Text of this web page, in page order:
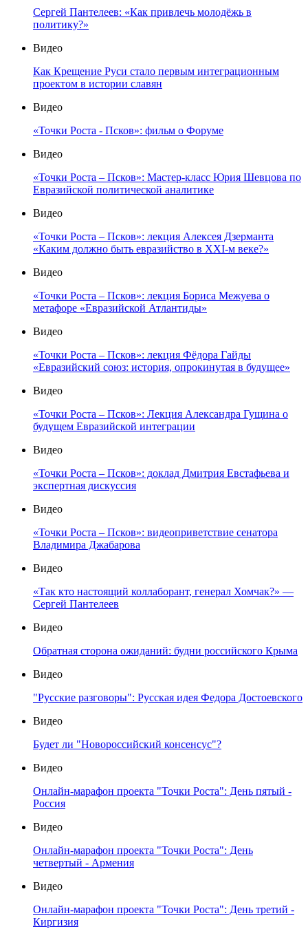
Сергей Пантелеев: «Как привлечь молодёжь в
политику?»
Видео
Как Крещение Руси стало первым интеграционным
проектом в истории славян
Видео
«Точки Роста - Псков»: фильм о Форуме
Видео
«Точки Роста – Псков»: Мастер-класс Юрия Шевцова по
Евразийской политической аналитике
Видео
«Точки Роста – Псков»: лекция Алексея Дзерманта
«Каким должно быть евразийство в XXI-м веке?»
Видео
«Точки Роста – Псков»: лекция Бориса Межуева о
метафоре «Евразийской Атлантиды»
Видео
«Точки Роста – Псков»: лекция Фёдора Гайды
«Евразийский союз: история, опрокинутая в будущее»
Видео
«Точки Роста – Псков»: Лекция Александра Гущина о
будущем Евразийской интеграции
Видео
«Точки Роста – Псков»: доклад Дмитрия Евстафьева и
экспертная дискуссия
Видео
«Точки Роста – Псков»: видеоприветствие сенатора
Владимира Джабарова
Видео
«Так кто настоящий коллаборант, генерал Хомчак?» —
Сергей Пантелеев
Видео
Обратная сторона ожиданий: будни российского Крыма
Видео
"Русские разговоры": Русская идея Федора Достоевского
Видео
Будет ли "Новороссийский консенсус"?
Видео
Онлайн-марафон проекта "Точки Роста": День пятый -
Россия
Видео
Онлайн-марафон проекта "Точки Роста": День
четвертый - Армения
Видео
Онлайн-марафон проекта "Точки Роста": День третий -
Киргизия